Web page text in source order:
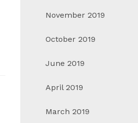
November 2019
October 2019
June 2019
April 2019
March 2019